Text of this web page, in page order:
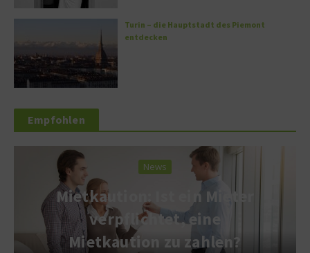
Turin – die Hauptstadt des Piemont
entdecken
Empfohlen
News
Mietkaution: Ist ein Mieter
verpflichtet, eine
Mietkaution zu zahlen?